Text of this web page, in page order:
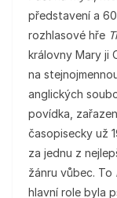
představení a
rozhlasové hře
královny Mary ji
na
anglických
povídka,
časopisecky už
za jednu z
žánru vůbec. To
hlavní role byla